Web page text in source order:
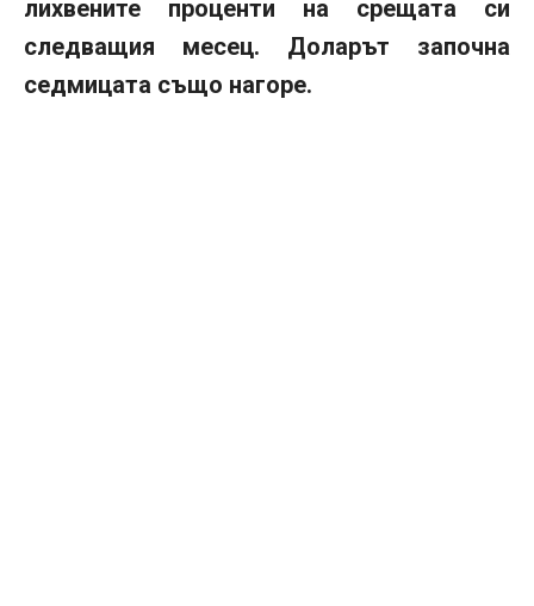
лихвените проценти на срещата си
следващия месец. Доларът започна
седмицата също нагоре.